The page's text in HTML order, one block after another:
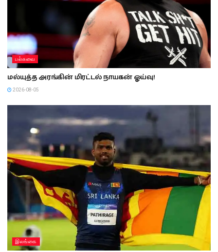
பல்சுவை
மல்யுத்த அரங்கின் மிரட்டல் நாயகன் ஓய்வு!
2026-08-05
இலங்கை